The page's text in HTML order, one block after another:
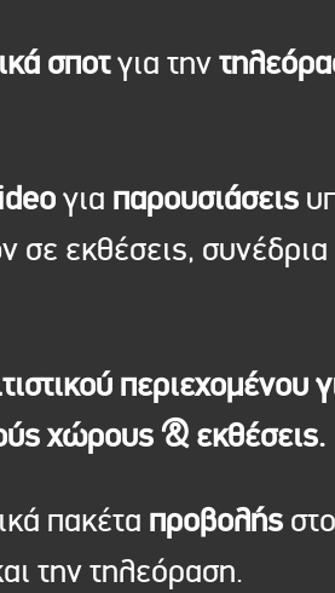
σποτγια την
για παρουσιάσεις
σε εκθέσεις, συνέδρια
περιεχομένου
χώρους & εκθέσεις.
πακέτα προβολής στο
την τηλεόραση.